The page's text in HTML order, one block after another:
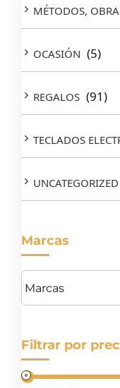
MÉTODOS,
OCASIÓN (5)
REGALOS (91)
TECLADOS
UNCATEGORIZED
Marcas
Filtrar por